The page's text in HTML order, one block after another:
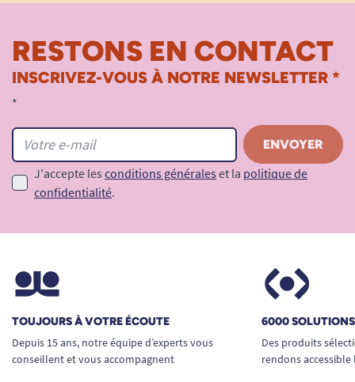
RESTONS EN CONTACT
INSCRIVEZ-VOUS À NOTRE NEWSLETTER *
*
J'accepte les conditions générales et la politique de
confidentialité.
TOUJOURS À VOTRE ÉCOUTE
Depuis 15 ans, notre équipe d’experts vous
conseillent et vous accompagnent
6000
Des produits
rendons